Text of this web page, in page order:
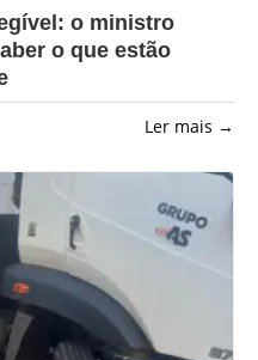
o ministro
o que estão
Ler mais →